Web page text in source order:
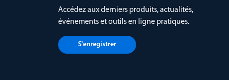
Accédez aux derniers produits, actualités,
événements et outils en ligne pratiques.
S'enregistrer